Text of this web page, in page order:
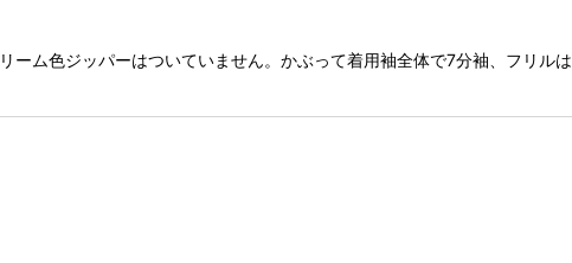
ーム色ジッパーはついていません。かぶって着用袖全体で7分袖、フリル